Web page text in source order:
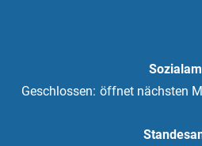
Klicken, um weitere Öffnungs-
Geschlossen: öffnet nächsten